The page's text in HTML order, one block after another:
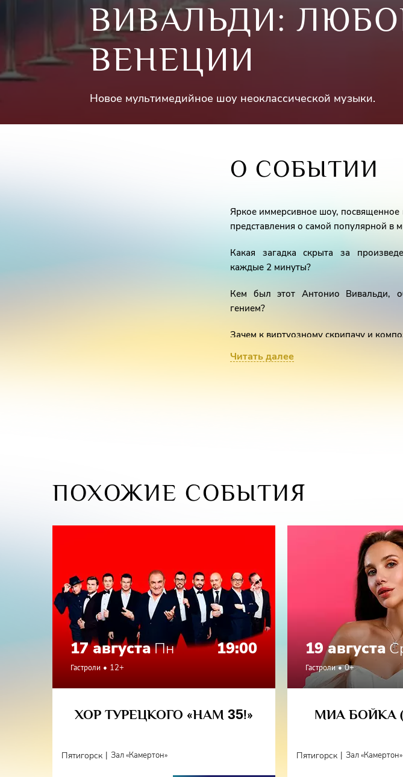
ВИВАЛЬДИ:
ВЕНЕЦИИ
Новое мультимедийное шоу неоклассической музыки.
О СОБЫТИИ
Яркое иммерсивное шоу,
представления о самой популярной в
Какая загадка скрыта за
каждые 2 минуты?
Кем был этот Антонио Вивальди,
гением?
Зачем к виртуозному скрипачу и
Автор шоу Евгения Зима погрузит
вечности и времени в городе призраке.
Читать далее
ПОХОЖИЕ СОБЫТИЯ
17 августаПн 19:00
Гастроли 12+
ХОР ТУРЕЦКОГО «НАМ 35!»
Пятигорск | Зал «Камертон»
19 августа
Гастроли 0+
МИА БОЙКА
Пятигорск | Зал «Камертон»